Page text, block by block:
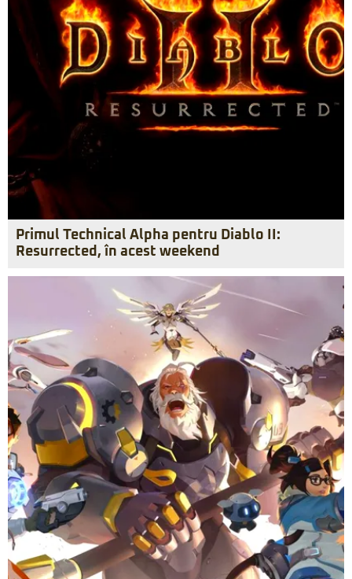
Primul Technical Alpha pentru Diablo II:
Resurrected, în acest weekend